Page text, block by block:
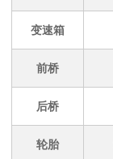
变速箱
前桥
后桥
轮胎